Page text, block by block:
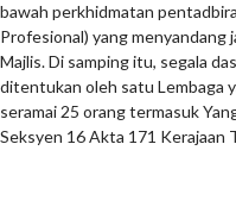
bawah perkhidmatan
Profesional) yang menyandang
Majlis. Di samping itu, segala
ditentukan oleh satu Lembaga
seramai 25 orang termasuk
Seksyen 16 Akta 171 Kerajaan